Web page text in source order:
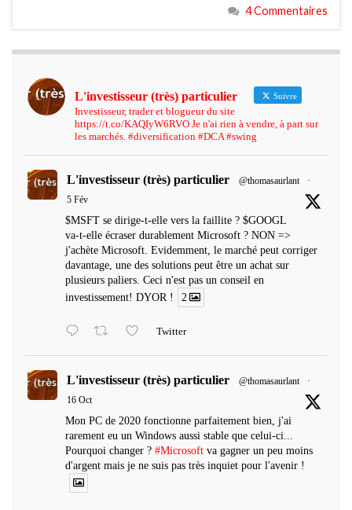
4 Commentaires
L'investisseur (très) particulier Suivre
Investisseur, trader et blogueur du site
https://t.co/KAQIyW6RVO Je n'ai rien à vendre, à part sur
les marchés. #diversification #DCA #swing
L'investisseur (très) particulier @thomasaurlant
·
5 Fév
$MSFT se dirige-t-elle vers la faillite ? $GOOGL
va-t-elle écraser durablement Microsoft ? NON =>
j'achète Microsoft. Evidemment, le marché peut corriger
davantage, une des solutions peut être un achat sur
plusieurs paliers. Ceci n'est pas un conseil en
investissement! DYOR !
2
Twitter
L'investisseur (très) particulier @thomasaurlant
·
16 Oct
Mon PC de 2020 fonctionne parfaitement bien, j'ai
rarement eu un Windows aussi stable que celui-ci...
Pourquoi changer ? #Microsoft va gagner un peu moins
d'argent mais je ne suis pas très inquiet pour l'avenir !